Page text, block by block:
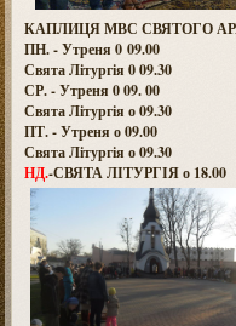
КАПЛИЦЯ МВС СВЯТОГО
ПН. - Утреня 0 09.00
Свята Літургія 0 09.30
СР. - Утреня 0 09. 00
Свята Літургія о 09.30
ПТ. - Утреня о 09.00
Свята Літургія о 09.30
НД.-СВЯТА ЛІТУРГІЯ о 18.00